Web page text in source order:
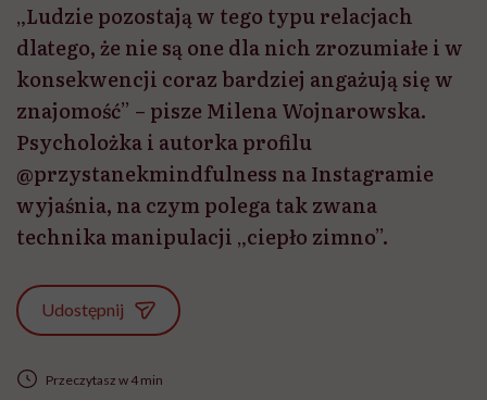
„Ludzie pozostają w tego typu relacjach
dlatego, że nie są one dla nich zrozumiałe i w
konsekwencji coraz bardziej angażują się w
znajomość” – pisze Milena Wojnarowska.
Psycholożka i autorka profilu
@przystanekmindfulness na Instagramie
wyjaśnia, na czym polega tak zwana
technika manipulacji „ciepło zimno”.
Udostępnij
Przeczytasz w 4 min